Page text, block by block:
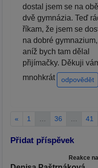
dostal jsem se na obě
dvě gymnázia. Teď
říkam, že jsem se
na dobré gymnazium,
aníž bych tam dělal
přijímačky. Děkuji
mnohkrát
odpovědět
« 1 36 41
Přidat příspěvek
Reakce